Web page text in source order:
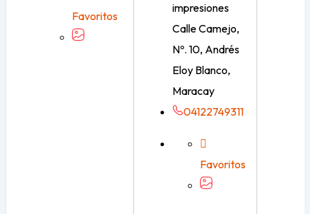
Favoritos
impresiones
Calle Camejo,
Nº. 10, Andrés
Eloy Blanco,
Maracay
04122749311
Favoritos